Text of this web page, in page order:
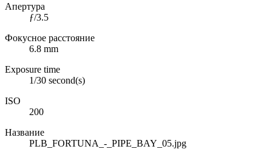
Апертура
ƒ/3.5
Фокусное расстояние
6.8 mm
Exposure time
1/30 second(s)
ISO
200
Название
PLB_FORTUNA_-_PIPE_BAY_05.jpg